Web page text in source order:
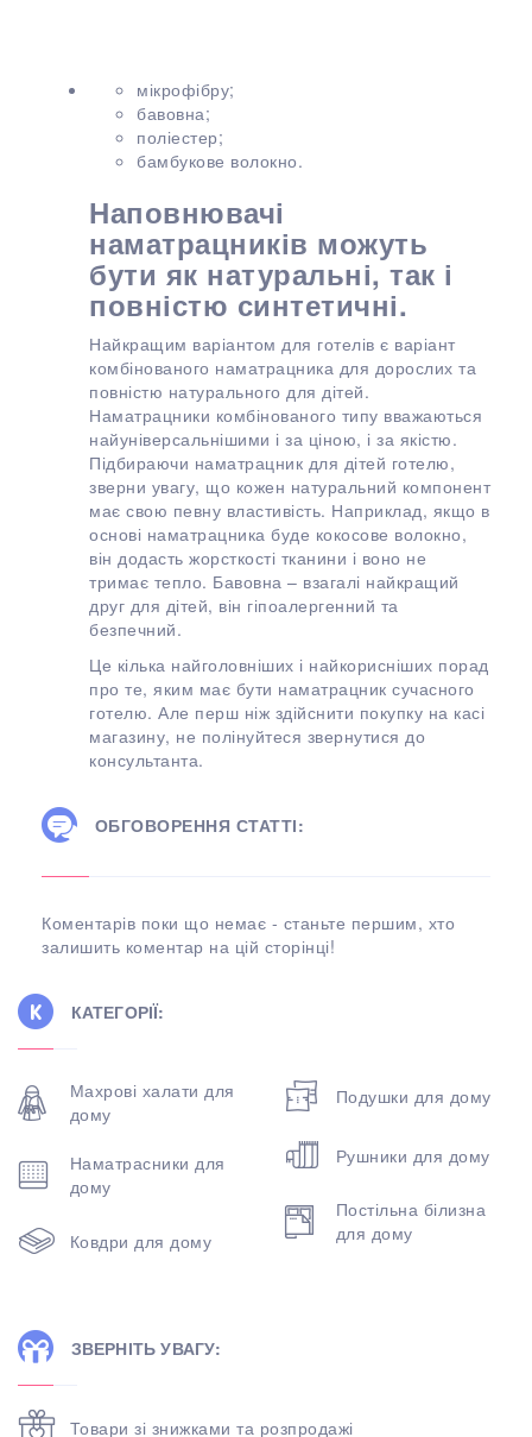
мікрофібру;
бавовна;
поліестер;
бамбукове волокно.
Наповнювачі
наматрацників можуть
бути як натуральні, так і
повністю синтетичні.
Найкращим варіантом для готелів є варіант
комбінованого наматрацника для дорослих та
повністю натурального для дітей.
Наматрацники комбінованого типу вважаються
найуніверсальнішими і за ціною, і за якістю.
Підбираючи наматрацник для дітей готелю,
зверни увагу, що кожен натуральний компонент
має свою певну властивість. Наприклад, якщо в
основі наматрацника буде кокосове волокно,
він додасть жорсткості тканини і воно не
тримає тепло. Бавовна – взагалі найкращий
друг для дітей, він гіпоалергенний та
безпечний.
Це кілька найголовніших і найкорисніших порад
про те, яким має бути наматрацник сучасного
готелю. Але перш ніж здійснити покупку на касі
магазину, не полінуйтеся звернутися до
консультанта.
ОБГОВОРЕННЯ СТАТТІ:
Коментарів поки що немає - станьте першим, хто
залишить коментар на цій сторінці!
КАТЕГОРІЇ:
Махрові халати для
дому
Наматрасники для
дому
Ковдри для дому
Подушки для дому
Рушники для дому
Постільна білизна
для дому
ЗВЕРНІТЬ УВАГУ:
Товари зі знижками та розпродажі